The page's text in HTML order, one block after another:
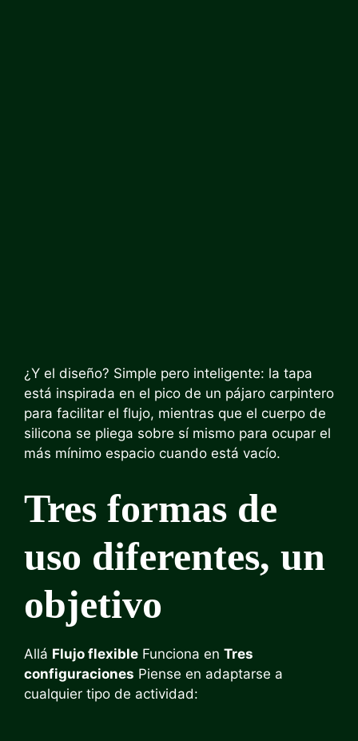
¿Y el diseño? Simple pero inteligente: la tapa
está inspirada en el pico de un pájaro carpintero
para facilitar el flujo, mientras que el cuerpo de
silicona se pliega sobre sí mismo para ocupar el
más mínimo espacio cuando está vacío.
Tres formas de
uso diferentes, un
objetivo
Allá Flujo flexible Funciona en Tres
configuraciones Piense en adaptarse a
cualquier tipo de actividad: